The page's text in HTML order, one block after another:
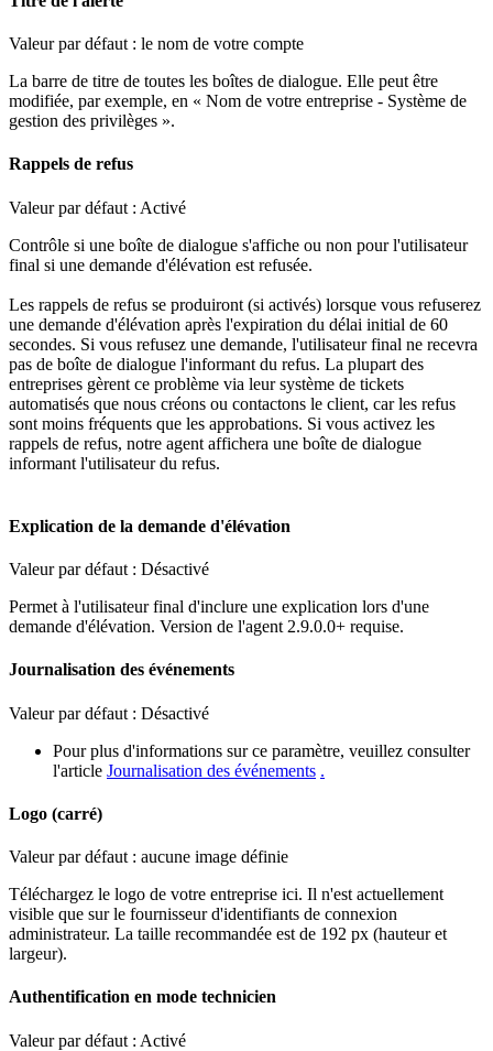
Valeur par défaut : le nom de votre compte
La barre de titre de toutes les boîtes de dialogue. Elle peut être
modifiée, par exemple, en « Nom de votre entreprise - Système de
gestion des privilèges ».
Rappels de refus
Valeur par défaut : Activé
Contrôle si une boîte de dialogue s'affiche ou non pour l'utilisateur
final si une demande d'élévation est refusée.
Les rappels de refus se produiront (si activés) lorsque vous refuserez
une demande d'élévation après l'expiration du délai initial de 60
secondes. Si vous refusez une demande, l'utilisateur final ne recevra
pas de boîte de dialogue l'informant du refus. La plupart des
entreprises gèrent ce problème via leur système de tickets
automatisés que nous créons ou contactons le client, car les refus
sont moins fréquents que les approbations. Si vous activez les
rappels de refus, notre agent affichera une boîte de dialogue
informant l'utilisateur du refus.
Explication de la demande d'élévation
Valeur par défaut : Désactivé
Permet à l'utilisateur final d'inclure une explication lors d'une
demande d'élévation. Version de l'agent 2.9.0.0+ requise.
Journalisation des événements
Valeur par défaut : Désactivé
Pour plus d'informations sur ce paramètre, veuillez consulter
l'article Journalisation des événements .
Logo (carré)
Valeur par défaut : aucune image définie
Téléchargez le logo de votre entreprise ici. Il n'est actuellement
visible que sur le fournisseur d'identifiants de connexion
administrateur. La taille recommandée est de 192 px (hauteur et
largeur).
Authentification en mode technicien
Valeur par défaut : Activé